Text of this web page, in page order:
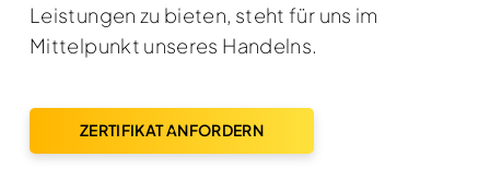
Leistungen zu bieten, steht für uns im
Mittelpunkt unseres Handelns.
ZERTIFIKAT ANFORDERN